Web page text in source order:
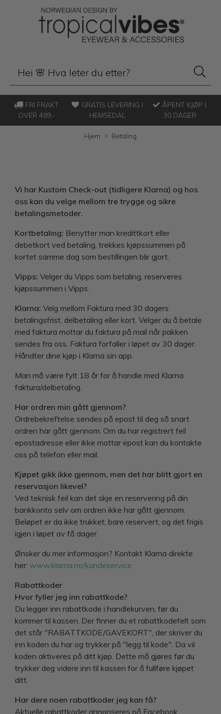
FRI FRAKT
OVER 499,-
GRATIS LEVERING I
HEMSEDAL
ÅPENT KJØP I
30 DAGER
Hjem Betaling
Vi har Kustom Check-out (tidligere Klarna) og hos
oss kan du velge mellom tre trygge og sikre
betalingsmetoder.
Kortbetaling: Benytter man kredittkort eller
debetkort ved betaling, trekkes kjøpssummen på
kortet samme dag som bestillingen blir gjort.
Vipps: Velger du Vipps som betaling, reserveres
kjøpssummen i Vipps.
Klarna: Velg mellom Faktura med 30 dagers
betalingsfrist, delbetaling eller kort. Velger du å betale
med faktura mottar du faktura på mail når pakken
sendes fra oss. Faktura forfaller i løpet av 30 dager.
Håndter dine kjøp i Klarna sin app.
Man må være fylt 18 år for å handle med Klarna
faktura/delbetaling.
Har ordren min gått gjennom?
Ordrebekreftelse sendes på epost til deg så snart
ordren har gått gjennom. Om du har registrert feil
epostadresse eller ikke mottar epost kan du kontakte
oss på telefon eller mail.
Kjøpet gikk ikke gjennom, men det har blitt gjort en
reservasjon likevel?
Ved teknisk feil kan det skje en reservering på din
bankkonto selv om ordren ikke har gått gjennom.
Beløpet er da ikke trukket, bare reservert, og det frigis
igjen i løpet av få dager.
Ønsker du mer informasjon? Kontakt Klarna direkte
her: www.klarna.no/kundeservice
Rabattkoder
Hvor fyller jeg inn rabattkode?
Du legger inn rabattkode i handlekurven, før du
kommer til kassen. Der finner du et rabattkodefelt som
det står "RABATTKODE/GAVEKORT", der skriver du
inn koden du har og trykker på "legg til kode". Da vil
koden aktiveres på ditt kjøp. Dette må gjøres før du
trykker deg videre inn til kassen for å fullføre kjøpet
ditt.
Har dere noen rabattkoder jeg kan få?
Aktuelle rabattkoder annonseres på Facebook